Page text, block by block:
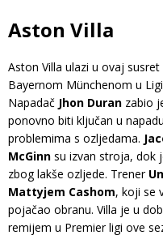
Aston Villa
Aston Villa ulazi u ovaj
Bayernom Münchenom u
Napadač Jhon Duran zabio
ponovno biti ključan u
problemima s ozljedama.
McGinn su izvan stroja, dok
zbog lakše ozljede. Trener
Mattyjem Cashom, koji se
pojačao obranu. Villa je u
remijem u Premier ligi ove